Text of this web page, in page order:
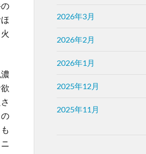
2026年3月
2026年2月
2026年1月
2025年12月
2025年11月